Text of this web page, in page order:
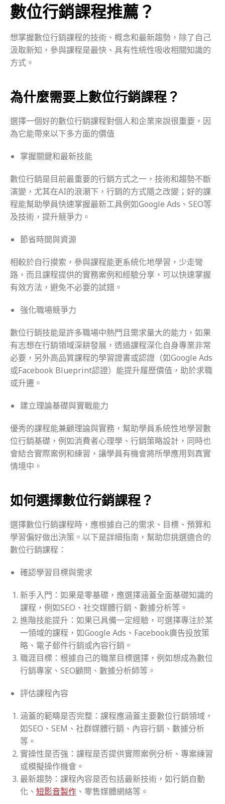
數位行銷課程推薦？
想掌握數位行銷課程的技術、概念和最新趨勢，除了自己
汲取新知，參與課程是最快、具有性統性吸收相關知識的
方式。
為什麼需要上數位行銷課程？
選擇一個好的數位行銷課程對個人和企業來說很重要，因
為它能帶來以下多方面的價值
掌握關鍵和最新技能
數位行銷是目前最重要的行銷方式之一，技術和趨勢不斷
演變，尤其在AI的浪潮下，行銷的方式隨之改變；好的課
程能幫助學員快速掌握最新工具例如Google Ads、SEO等
及技術，提升競爭力。
節省時間與資源
相較於自行摸索，參與課程能更系統化地學習，少走彎
路，而且課程提供的實務案例和經驗分享，可以快速掌握
有效方法，避免不必要的試錯。
強化職場競爭力
數位行銷技能是許多職場中熱門且需求量大的能力，如果
有志想在行銷領域深耕發展，透過課程深化自身專業非常
必要，另外高品質課程的學習證書或認證（如Google Ads
或Facebook Blueprint認證）能提升履歷價值，助於求職
或升遷。
建立理論基礎與實戰能力
優秀的課程能兼顧理論與實務，幫助學員系統性地學習數
位行銷基礎，例如消費者心理學、行銷策略設計，同時也
會結合實際案例和練習，讓學員有機會將所學應用到真實
情境中。
如何選擇數位行銷課程？
選擇數位行銷課程時，應根據自己的需求、目標、預算和
學習偏好做出決策。以下是詳細指南，幫助您挑選適合的
數位行銷課程：
確認學習目標與需求
新手入門：如果是零基礎，應選擇涵蓋全面基礎知識的
課程，例如SEO、社交媒體行銷、數據分析等。
進階技能提升：如果已具備一定經驗，可選擇專注於某
一領域的課程，如Google Ads、Facebook廣告投放策
略、電子郵件行銷或內容行銷。
職涯目標：根據自己的職業目標選擇，例如想成為數位
行銷專家、SEO顧問、數據分析師等。
評估課程內容
涵蓋的範疇是否完整：課程應涵蓋主要數位行銷領域，
如SEO、SEM、社群媒體行銷、內容行銷、數據分析
等。
實操性是否強：課程是否提供實際案例分析、專案練習
或模擬操作機會。
最新趨勢：課程內容是否包括最新技術，如行銷自動
化、 短影音製作 、零售媒體網絡等。